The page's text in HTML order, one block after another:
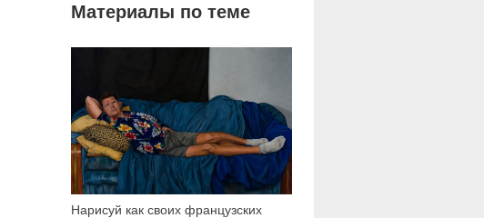
Материалы по теме
Нарисуй как своих французских